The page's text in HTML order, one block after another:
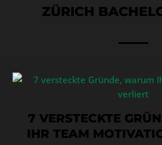
ZÜRICH
7 VERSTECKTE
IHR TEAM